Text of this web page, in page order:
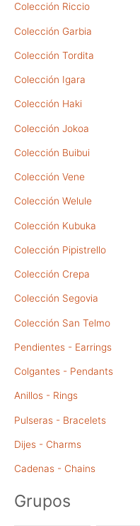
Colección Riccio
Colección Garbia
Colección Tordita
Colección Igara
Colección Haki
Colección Jokoa
Colección Buibui
Colección Vene
Colección Welule
Colección Kubuka
Colección Pipistrello
Colección Crepa
Colección Segovia
Colección San Telmo
Pendientes - Earrings
Colgantes - Pendants
Anillos - Rings
Pulseras - Bracelets
Dijes - Charms
Cadenas - Chains
Grupos